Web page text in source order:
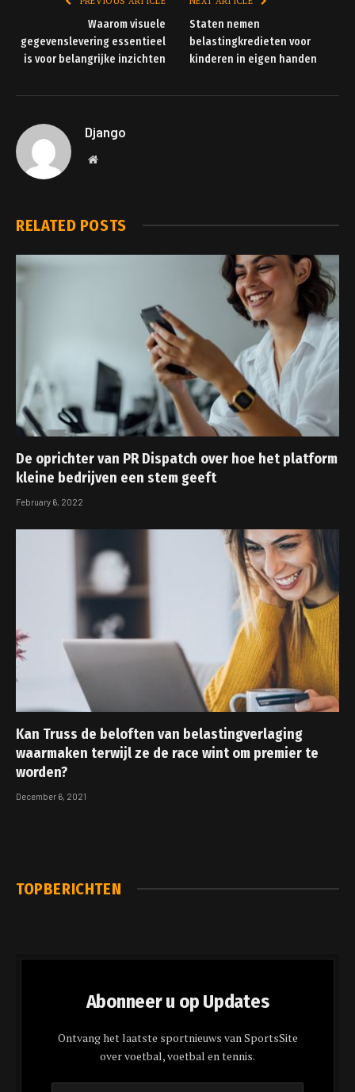
Waarom visuele
gegevenslevering essentieel
is voor belangrijke inzichten
Staten nemen
belastingkredieten voor
kinderen in eigen handen
Django
Website
RELATED POSTS
De oprichter van PR Dispatch over hoe het platform
kleine bedrijven een stem geeft
February 6, 2022
Kan Truss de beloften van belastingverlaging
waarmaken terwijl ze de race wint om premier te
worden?
December 6, 2021
TOPBERICHTEN
Abonneer u op Updates
Ontvang het laatste sportnieuws van SportsSite
over voetbal, voetbal en tennis.